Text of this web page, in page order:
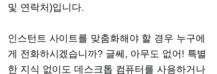
및 연락처)입니다.
인스턴트 사이트를 맞춤화해야 할 경우 누구에
게 전화하시겠습니까? 글쎄, 아무도 없어! 특별
한 지식 없이도 데스크톱 컴퓨터를 사용하거나